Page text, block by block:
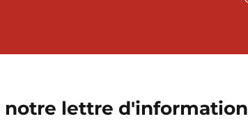
notre lettre d'information